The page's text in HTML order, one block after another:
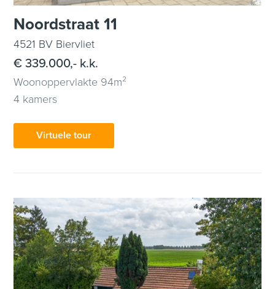
Noordstraat 11
4521 BV Biervliet
€ 339.000,- k.k.
Woonoppervlakte 94m²
4 kamers
Virtuele tour